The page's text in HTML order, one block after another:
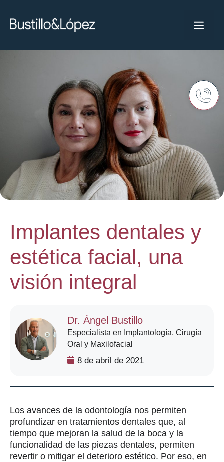
Implantes dentales y
estética facial, una
visión integral
Dr. Ángel Bustillo
Especialista en Implantología, Cirugía
Oral y Maxilofacial
8 de abril de 2021
Los avances de la odontología nos permiten
profundizar en tratamientos dentales que, al
tiempo que mejoran la salud de la boca y la
funcionalidad de las piezas dentales, permiten
revertir o mitigar el deterioro estético. Por eso, en